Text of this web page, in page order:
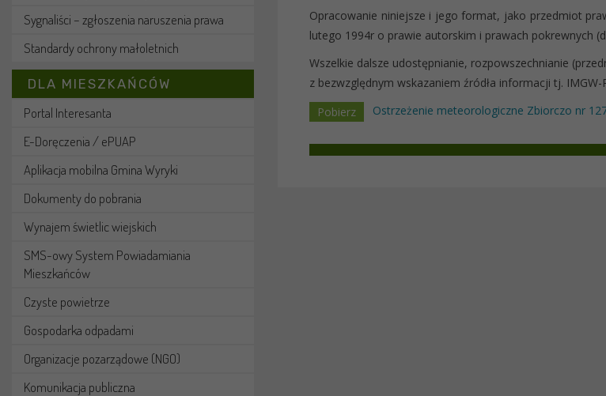
Sygnaliści – zgłoszenia naruszenia prawa
Standardy ochrony małoletnich
DLA MIESZKAŃCÓW
Portal Interesanta
E-Doręczenia / ePUAP
Aplikacja mobilna Gmina Wyryki
Dokumenty do pobrania
Wynajem świetlic wiejskich
SMS-owy System Powiadamiania
Mieszkańców
Czyste powietrze
Gospodarka odpadami
Organizacje pozarządowe (NGO)
Komunikacja publiczna
Opracowanie niniejsze i jego format, jako przedmiot
lutego 1994r o prawie autorskim i prawach pokrewnych
Wszelkie dalsze udostępnianie, rozpowszechnianie
z bezwzględnym wskazaniem źródła informacji tj. IMGW-
Ostrzeżenie meteorologiczne Zbiorczo nr